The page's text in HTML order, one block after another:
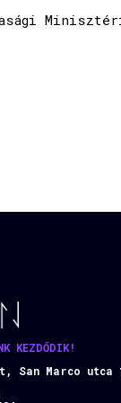
KEZDŐDIK!
San Marco